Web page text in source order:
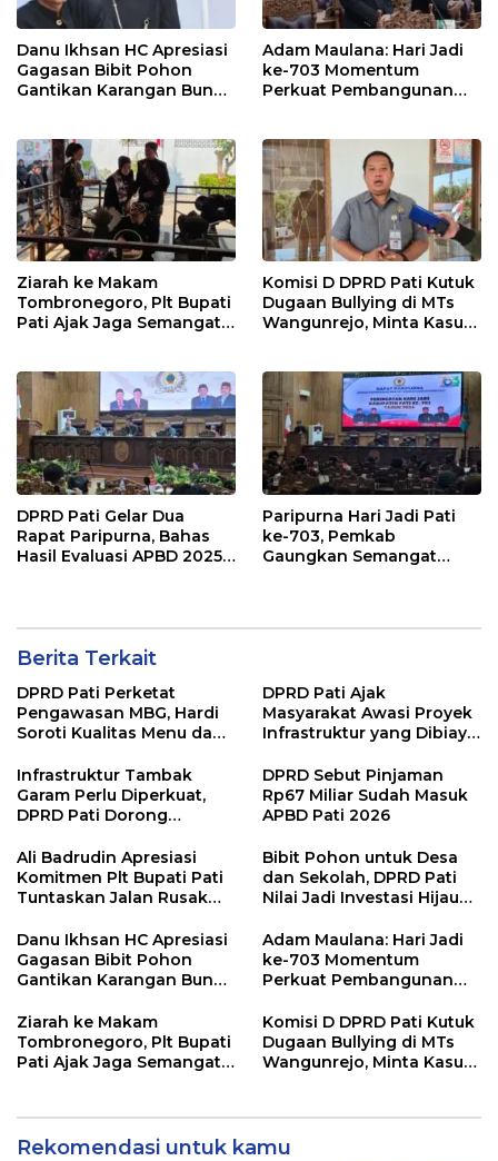
Danu Ikhsan HC Apresiasi
Gagasan Bibit Pohon
Gantikan Karangan Bunga
Adam Maulana: Hari Jadi
ke-703 Momentum
Perkuat Pembangunan
Ziarah ke Makam
Tombronegoro, Plt Bupati
Pati Ajak Jaga Semangat
Berkualitas
Komisi D DPRD Pati Kutuk
Dugaan Bullying di MTs
Wangunrejo, Minta Kasus
DPRD Pati Gelar Dua
Rapat Paripurna, Bahas
Hasil Evaluasi APBD 2025
Paripurna Hari Jadi Pati
ke-703, Pemkab
Gaungkan Semangat
Berita Terkait
DPRD Pati Perketat
Pengawasan MBG, Hardi
Soroti Kualitas Menu dan
DPRD Pati Ajak
Masyarakat Awasi Proyek
Infrastruktur yang Dibiayai
Infrastruktur Tambak
Garam Perlu Diperkuat,
DPRD Pati Dorong
Dukungan Lebih Serius
DPRD Sebut Pinjaman
Rp67 Miliar Sudah Masuk
APBD Pati 2026
Ali Badrudin Apresiasi
Komitmen Plt Bupati Pati
Tuntaskan Jalan Rusak
Bibit Pohon untuk Desa
dan Sekolah, DPRD Pati
Nilai Jadi Investasi Hijau
Danu Ikhsan HC Apresiasi
Gagasan Bibit Pohon
Gantikan Karangan Bunga
Adam Maulana: Hari Jadi
ke-703 Momentum
Perkuat Pembangunan
Masyarakat Pati
Ziarah ke Makam
Tombronegoro, Plt Bupati
Pati Ajak Jaga Semangat
Berkualitas
Komisi D DPRD Pati Kutuk
Dugaan Bullying di MTs
Wangunrejo, Minta Kasus
Rekomendasi untuk kamu